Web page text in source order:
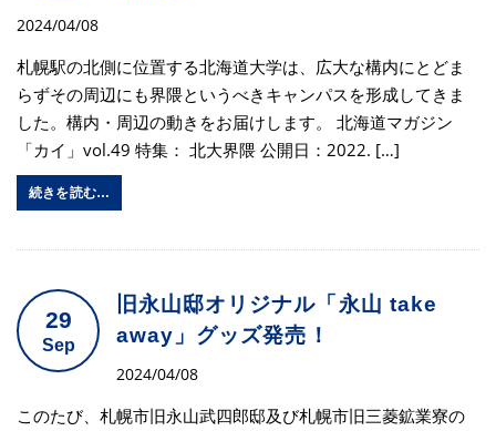
2024/04/08
札幌駅の北側に位置する北海道大学は、広大な構内にとどま
らずその周辺にも界隈というべきキャンパスを形成してきま
した。構内・周辺の動きをお届けします。 北海道マガジン
「カイ」vol.49 特集： 北大界隈 公開日：2022. […]
続きを読む…
29
Sep
旧永山邸オリジナル「永山 take
away」グッズ発売！
2024/04/08
このたび、札幌市旧永山武四郎邸及び札幌市旧三菱鉱業寮の